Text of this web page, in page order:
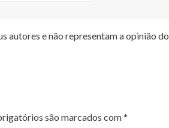
autores e não representam a opinião do
são marcados com*